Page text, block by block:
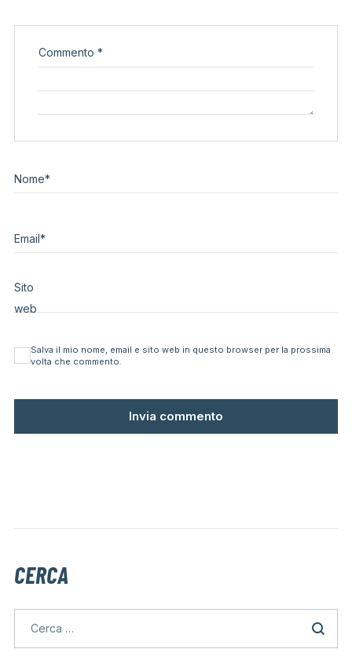
Commento *
Nome*
Email*
Sito
web
Salva il mio nome, email e sito web in questo browser per la prossima
volta che commento.
CERCA